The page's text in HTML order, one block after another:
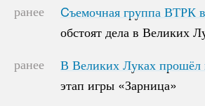
ранее
Cъемочная группа ВТРК
обстоят дела в Великих
Cъемочная группа ВТРК
обстоят дела в Великих
ранее
В Великих Луках
этап игры «Зарница»
В Великих Луках
этап игры «Зарница»